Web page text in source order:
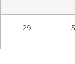
29